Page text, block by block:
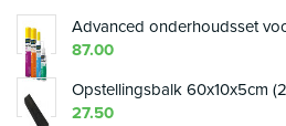
Advanced onderhoudsset
87.00
Opstellingsbalk 60x10x5cm
27.50